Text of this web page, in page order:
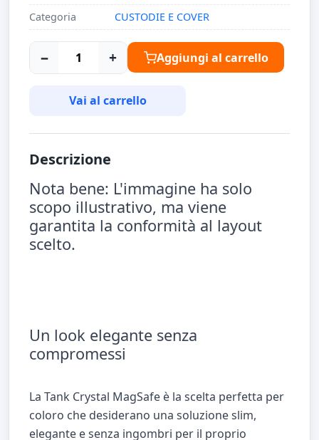
Categoria
CUSTODIE E COVER
− + Aggiungi al carrello
Vai al carrello
Descrizione
Nota bene: L'immagine ha solo
scopo illustrativo, ma viene
garantita la conformità al layout
scelto.
Un look elegante senza
compromessi
La Tank Crystal MagSafe è la scelta perfetta per
coloro che desiderano una soluzione slim,
elegante e senza ingombri per il proprio